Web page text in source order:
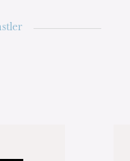
die Oper